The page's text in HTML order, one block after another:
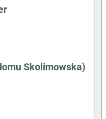
Skolimowska)